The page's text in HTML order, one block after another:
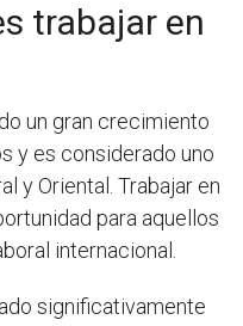
trabajar en
un gran crecimiento
y es considerado uno
y Oriental. Trabajar en
para aquellos
internacional.
significativamente